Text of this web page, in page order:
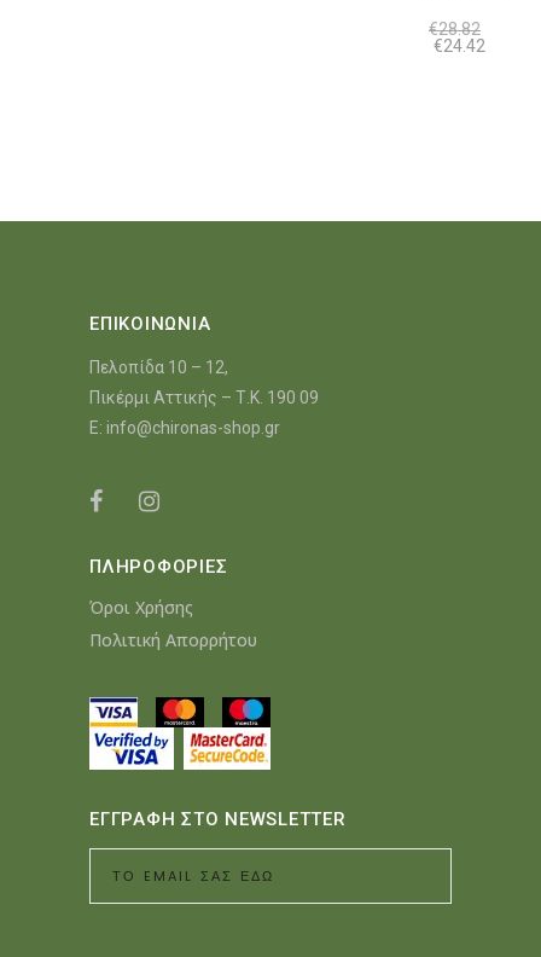
€28.82
Original
€24.42
ΕΠΙΚΟΙΝΩΝΙΑ
Πελοπίδα 10 – 12,
Πικέρμι Αττικής – Τ.Κ. 190 09
E: info@chironas-shop.gr
ΠΛΗΡΟΦΟΡΙΕΣ
Όροι Χρήσης
Πολιτική Απορρήτου
ΕΓΓΡΑΦΗ ΣΤΟ NEWSLETTER